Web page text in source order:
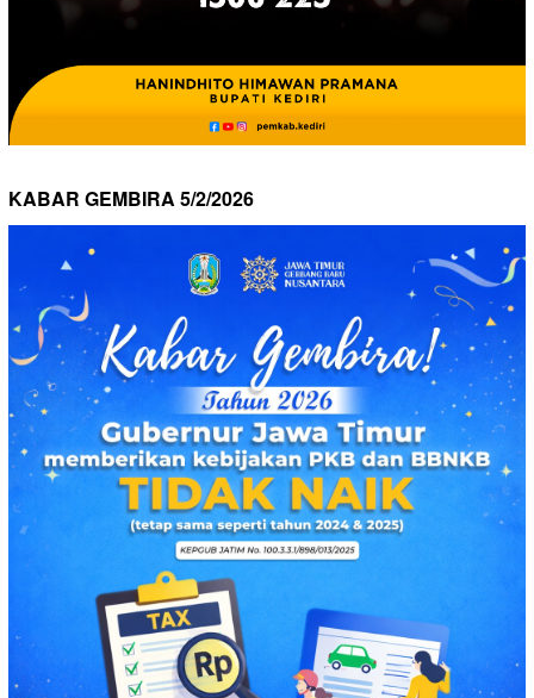
KABAR GEMBIRA 5/2/2026